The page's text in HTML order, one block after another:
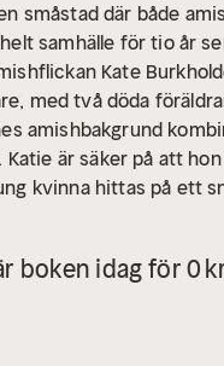
småstad där både
samhälle för tio år
Kate
med två döda
amishbakgrund
är säker på att
kvinna hittas på ett
boken idag för 0